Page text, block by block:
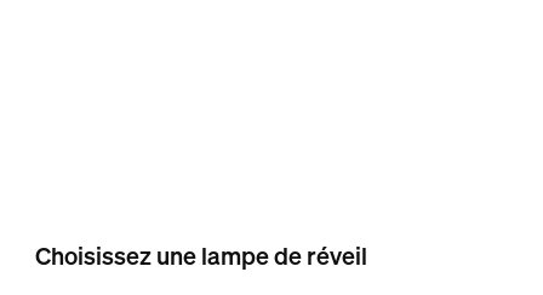
Choisissez une lampe de réveil